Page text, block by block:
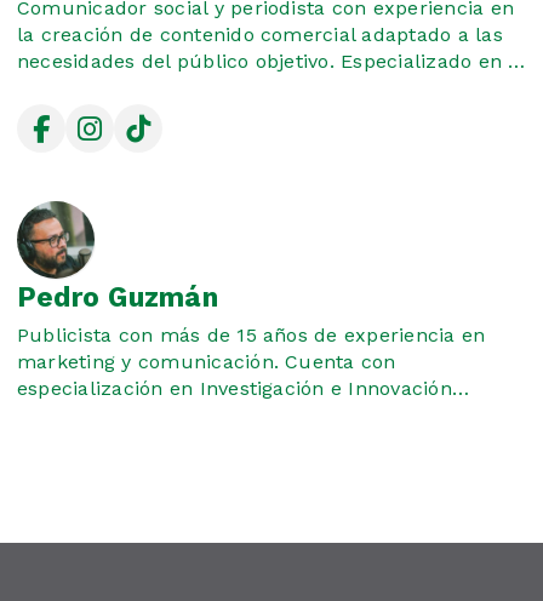
Comunicador social y periodista con experiencia en
la creación de contenido comercial adaptado a las
necesidades del público objetivo. Especializado en la
enfoque en la información clara y atractiva para
diversas audiencias.
Pedro Guzmán
Publicista con más de 15 años de experiencia en
marketing y comunicación. Cuenta con
especialización en Investigación e Innovación